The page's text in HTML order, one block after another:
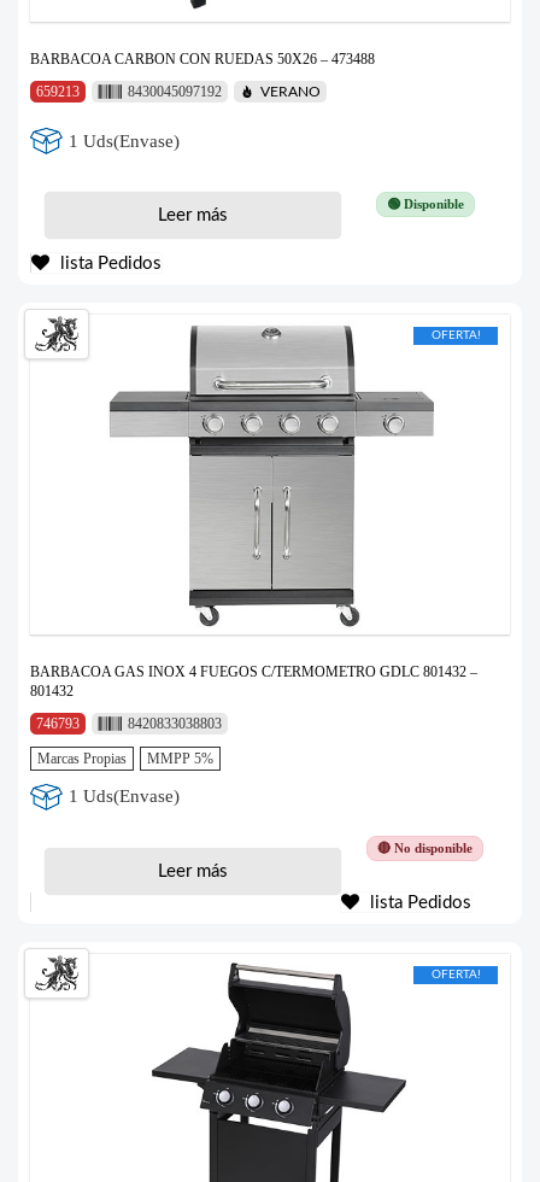
BARBACOA CARBON CON RUEDAS 50X26 – 473488
659213
8430045097192 VERANO
1 Uds(Envase)
🟢 Disponible
Leer más
lista Pedidos
OFERTA!
BARBACOA GAS INOX 4 FUEGOS C/TERMOMETRO GDLC 801432 –
801432
746793
8420833038803
Marcas Propias MMPP 5%
1 Uds(Envase)
🔴 No disponible
Leer más
lista Pedidos
OFERTA!